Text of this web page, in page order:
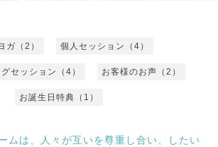
ガ（2） 個人セッション（4）
セッション（4） お客様のお声（2）
お誕生日特典（1）
ムは、人々が互いを尊重し合い、したい